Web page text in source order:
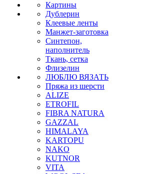
Картины
Дублерин
Клеевые ленты
Манжет-заготовка
Синтепон,
наполнитель
Ткань, сетка
Флизелин
ЛЮБЛЮ ВЯЗАТЬ
Пряжа из шерсти
ALIZE
ETROFIL
FIBRA NATURA
GAZZAL
HIMALAYA
KARTOPU
NAKO
KUTNOR
VITA